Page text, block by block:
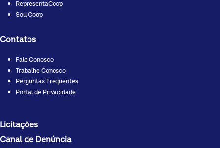
RepresentaCoop
Sou Coop
Contatos
Fale Conosco
Trabalhe Conosco
Perguntas Frequentes
Portal de Privacidade
Licitações
Canal de Denúncia